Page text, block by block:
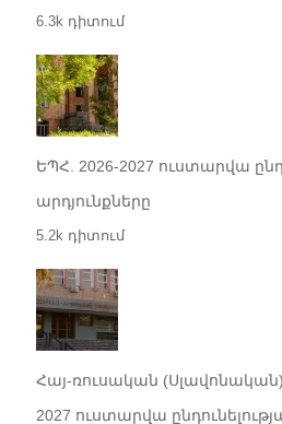
6.3k դիտում
ԵՊՀ. 2026-2027 ուստարվա
արդյունքները
5.2k դիտում
Հայ-ռուսական
2027 ուստարվա